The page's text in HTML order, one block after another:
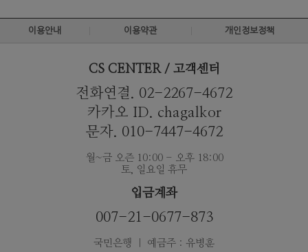
이용안내 이용약관 개인정보정책
CS CENTER / 고객센터
전화연결. 02-2267-4672
카카오 ID. chagalkor
문자. 010-7447-4672
월~금 오즌 10:00 - 오후 18:00
토, 일요일 휴무
입금계좌
007-21-0677-873
국민은행 ｜ 예금주 : 유병훈